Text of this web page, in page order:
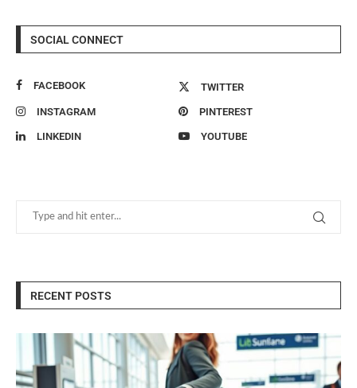
SOCIAL CONNECT
FACEBOOK TWITTER
INSTAGRAM PINTEREST
LINKEDIN YOUTUBE
RECENT POSTS